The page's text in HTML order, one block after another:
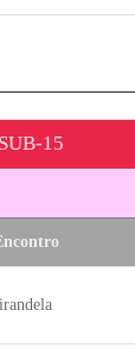
15